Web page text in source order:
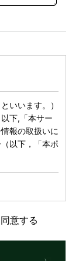
いいます。）
下,「本サー
報の取扱いに
以下，「本ポ
人情報保護法
個人に関する
月日，住所，
意する